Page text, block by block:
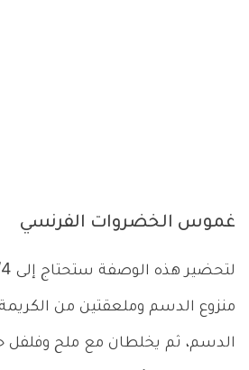
غموس الخضروات الفرنسي
منزوع الدسم وملعقتين من
الدسم، ثم يخلطان مع ملح وفلفل